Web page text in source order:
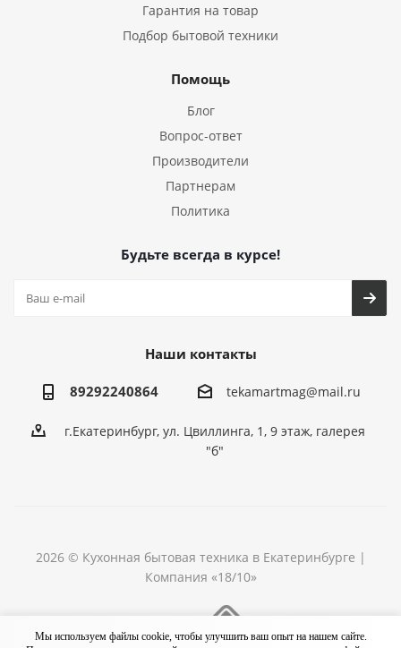
Гарантия на товар
Подбор бытовой техники
Помощь
Блог
Вопрос-ответ
Производители
Партнерам
Политика
Будьте всегда в курсе!
Наши контакты
89292240864 tekamartmag@mail.ru
г.Екатеринбург, ул. Цвиллинга, 1, 9 этаж, галерея
"б"
2026 © Кухонная бытовая техника в Екатеринбурге |
Компания «18/10»
Мы используем файлы cookie, чтобы улучшить ваш опыт на нашем сайте.